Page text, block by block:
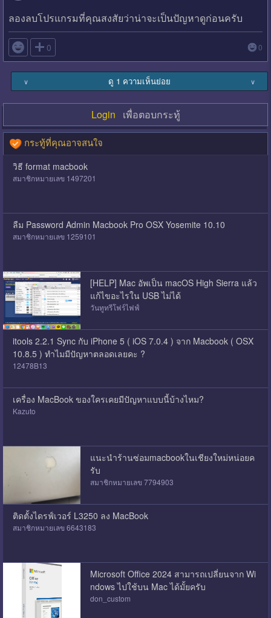
ลองลบโปรแกรมที่คุณสงสัยว่าน่าจะเป็นปัญหาดูก่อนครับ
 0 0
∨ ดู 1 ความเห็นย่อย ∨
Login เพื่อตอบกระทู้
กระทู้ที่คุณอาจสนใจ
วิธี format macbook
สมาชิกหมายเลข 1497201
ลืม Password Admin Macbook Pro OSX Yosemite 10.10
สมาชิกหมายเลข 1259101
[HELP] Mac อัพเป็น macOS High Sierra แล้ว
แก้ไขอะไรใน USB ไม่ได้
วันทูทรีโฟร์ไฟฟ์
itools 2.2.1 Sync กับ iPhone 5 ( iOS 7.0.4 ) จาก Macbook ( OSX
10.8.5 ) ทำไมมีปัญหาตลอดเลยคะ ?
12478B13
เครื่อง MacBook ของใครเคยมีปัญหาแบบนี้บ้างไหม?
Kazuto
แนะนำร้านซ่อมmacbookในเชียงใหม่หน่อยค
รับ
สมาชิกหมายเลข 7794903
ติดตั้งไดรฟ์เวอร์ L3250 ลง MacBook
สมาชิกหมายเลข 6643183
Microsoft Office 2024 สามารถเปลี่ยนจาก Wi
ndows ไปใช้บน Mac ได้มั้ยครับ
don_custom